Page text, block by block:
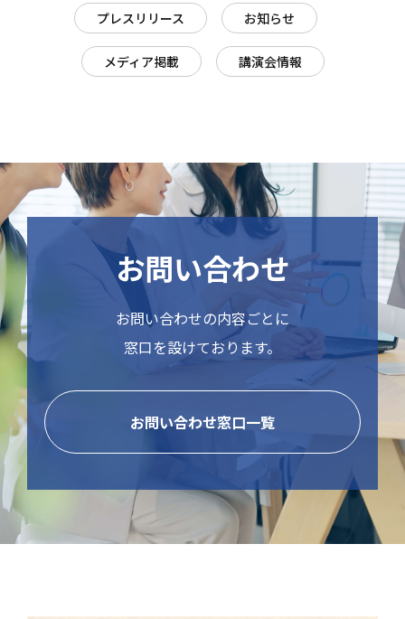
プレスリリース お知らせ
メディア掲載 講演会情報
お問い合わせ
お問い合わせの内容ごとに
窓口を設けております。
お問い合わせ窓口一覧